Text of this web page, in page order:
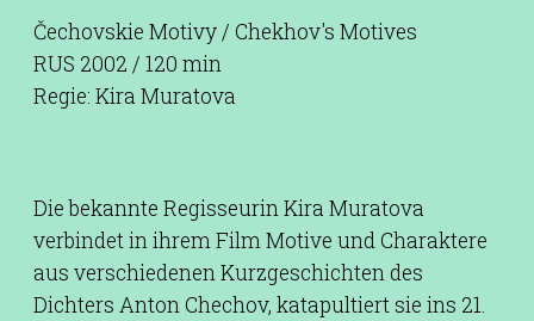
Čechovskie Motivy / Chekhov's Motives
RUS 2002 / 120 min
Regie: Kira Muratova
Die bekannte Regisseurin Kira Muratova
verbindet in ihrem Film Motive und Charaktere
aus verschiedenen Kurzgeschichten des
Dichters Anton Chechov, katapultiert sie ins 21.